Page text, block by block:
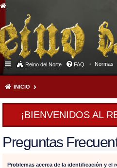
Reino del Norte FAQ Normas
INICIO
¡BIENVENIDOS AL
Preguntas
Problemas acerca de la identificación y el